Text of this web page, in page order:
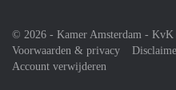
© 2026 - Kamer Amsterdam - KvK
Voorwaarden & privacy
Account verwijderen